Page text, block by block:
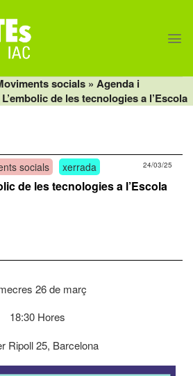
socials » Agenda i
L’embolic de les tecnologies a l’Escola
socials xerrada 24/03/25
de les tecnologies a l’Escola
26 de març
18:30 Hores
Ripoll 25, Barcelona